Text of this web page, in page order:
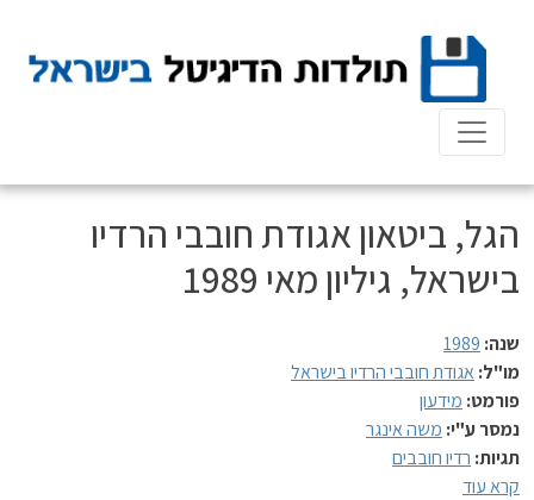
content
הגל, ביטאון אגודת חובבי הרדיו
בישראל, גיליון מאי 1989
שנה: 1989
מו"ל: אגודת חובבי הרדיו בישראל
פורמט: מידעון
נמסר ע"י: משה אינגר
תגיות: רדיו חובבים
קרא עוד